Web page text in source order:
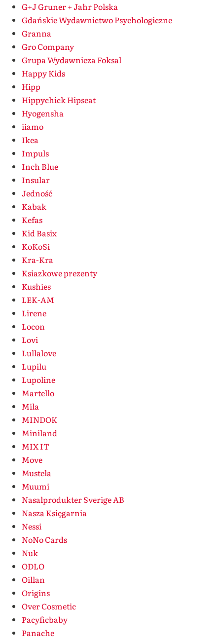
G+J Gruner + Jahr Polska
Gdańskie Wydawnictwo Psychologiczne
Granna
Gro Company
Grupa Wydawnicza Foksal
Happy Kids
Hipp
Hippychick Hipseat
Hyogensha
iiamo
Ikea
Impuls
Inch Blue
Insular
Jedność
Kabak
Kefas
Kid Basix
KoKoSi
Kra-Kra
Ksiazkowe prezenty
Kushies
LEK-AM
Lirene
Locon
Lovi
Lullalove
Lupilu
Lupoline
Martello
Mila
MINDOK
Miniland
MIX IT
Move
Mustela
Muumi
Nasalprodukter Sverige AB
Nasza Księgarnia
Nessi
NoNo Cards
Nuk
ODLO
Oillan
Origins
Over Cosmetic
Pacyficbaby
Panache